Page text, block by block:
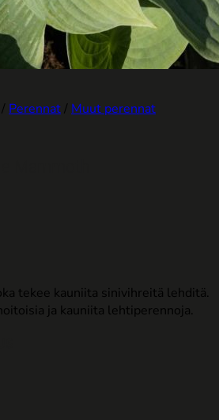
/ Perennat/ Muut perennat
Mammoth
tekee kauniita sinivihreitä lehditä.
ja kauniita lehtiperennoja.